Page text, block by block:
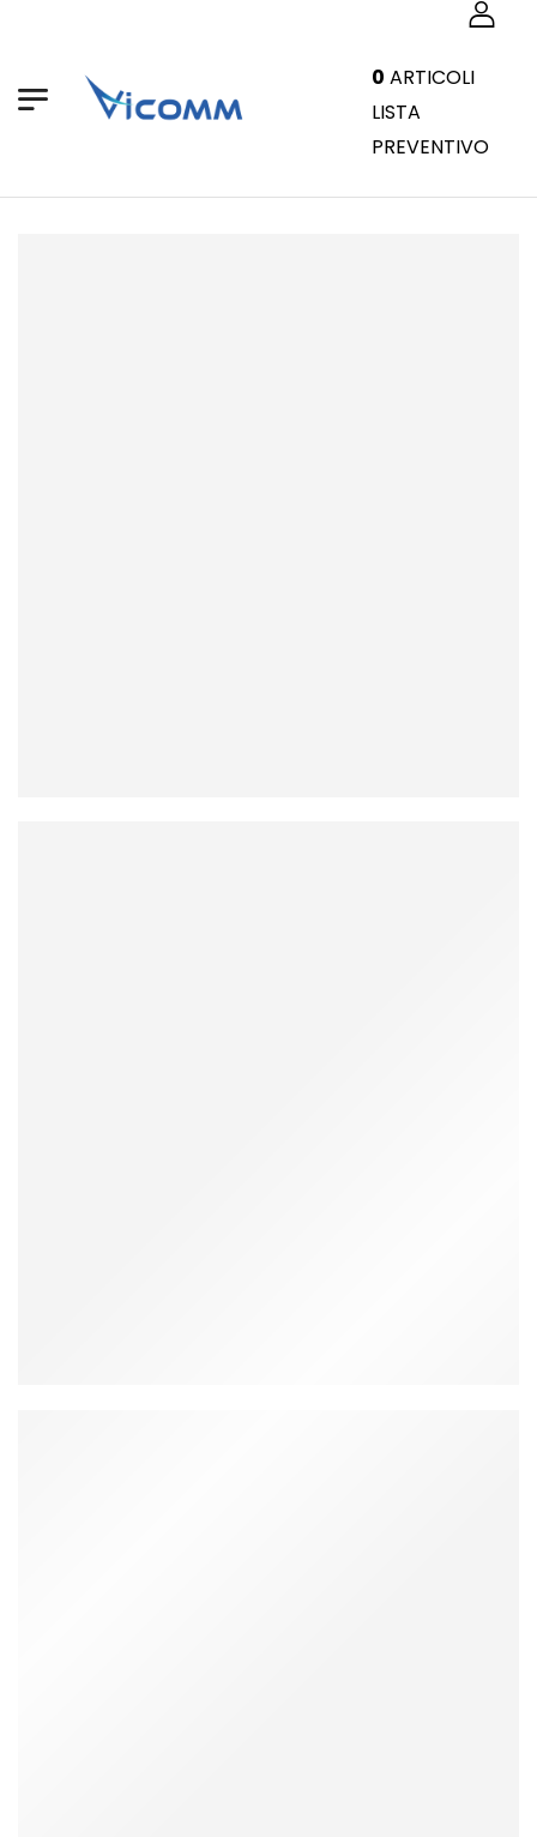
0 ARTICOLI
LISTA
PREVENTIVO